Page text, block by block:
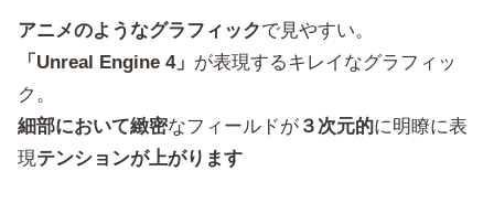
アニメのようなグラフィックで見やすい。
「Unreal Engine 4」 が表現するキレイなグラフィッ
ク。
細部において緻密なフィールドが ３次元的に明瞭に表
現テンションが上がります